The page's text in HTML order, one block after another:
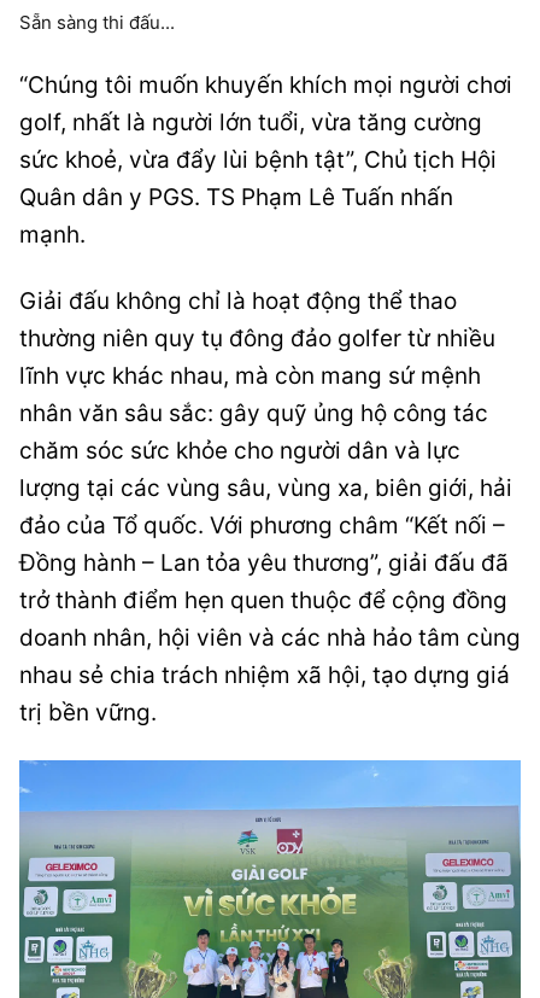
Sẵn sàng thi đấu...
“Chúng tôi muốn khuyến khích mọi người chơi
golf, nhất là người lớn tuổi, vừa tăng cường
sức khoẻ, vừa đẩy lùi bệnh tật”, Chủ tịch Hội
Quân dân y PGS. TS Phạm Lê Tuấn nhấn
mạnh.
Giải đấu không chỉ là hoạt động thể thao
thường niên quy tụ đông đảo golfer từ nhiều
lĩnh vực khác nhau, mà còn mang sứ mệnh
nhân văn sâu sắc: gây quỹ ủng hộ công tác
chăm sóc sức khỏe cho người dân và lực
lượng tại các vùng sâu, vùng xa, biên giới, hải
đảo của Tổ quốc. Với phương châm “Kết nối –
Đồng hành – Lan tỏa yêu thương”, giải đấu đã
trở thành điểm hẹn quen thuộc để cộng đồng
doanh nhân, hội viên và các nhà hảo tâm cùng
nhau sẻ chia trách nhiệm xã hội, tạo dựng giá
trị bền vững.